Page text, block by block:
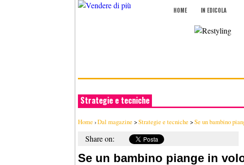
HOME IN EDICOLA
Strategie e tecniche
Home ›Dal magazine >Strategie e tecniche >Se un bambino
Share on:
Se un bambino piange in